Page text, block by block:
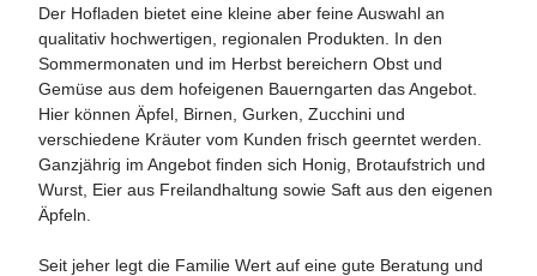
Der Hofladen bietet eine kleine aber feine Auswahl an
qualitativ hochwertigen, regionalen Produkten. In den
Sommermonaten und im Herbst bereichern Obst und
Gemüse aus dem hofeigenen Bauerngarten das Angebot.
Hier können Äpfel, Birnen, Gurken, Zucchini und
verschiedene Kräuter vom Kunden frisch geerntet werden.
Ganzjährig im Angebot finden sich Honig, Brotaufstrich und
Wurst, Eier aus Freilandhaltung sowie Saft aus den eigenen
Äpfeln.
Seit jeher legt die Familie Wert auf eine gute Beratung und